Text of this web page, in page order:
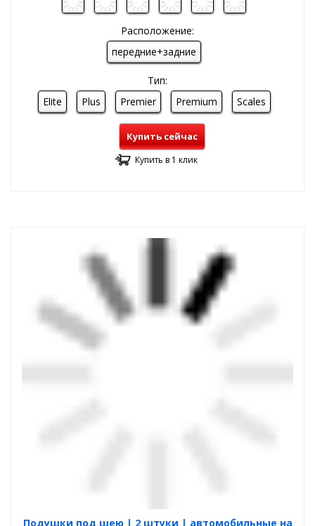
Расположение:
передние+задние
Тип:
Elite
Plus Premier Premium Scales
Купить сейчас
Купить в 1 клик
Подушки под шею | 2 штуки | автомобильные на